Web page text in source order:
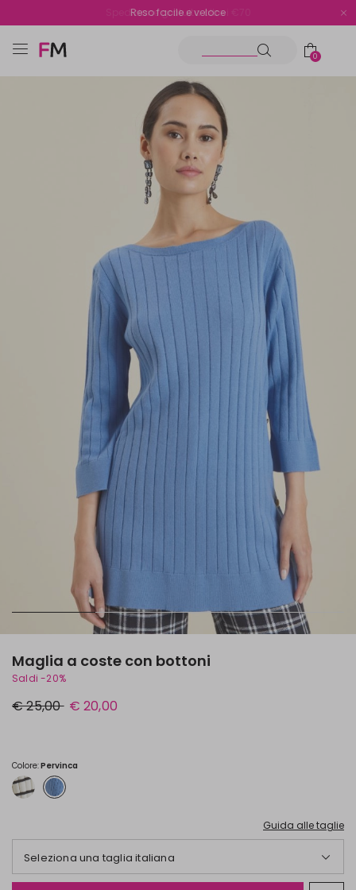
Reso facile e veloce
Spedizione gratuita oltre i €70
0
Maglia a coste con bottoni
Saldi -20%
Prezzo
originale
€ 25,00 Nuovo
prezzo
€ 20,00
Colore:Pervinca
Guida alle taglie
Seleziona una taglia italiana